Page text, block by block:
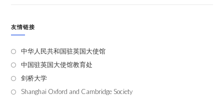
友情链接
中华人民共和国驻英国大使馆
中国驻英国大使馆教育处
剑桥大学
Shanghai Oxford and Cambridge Society